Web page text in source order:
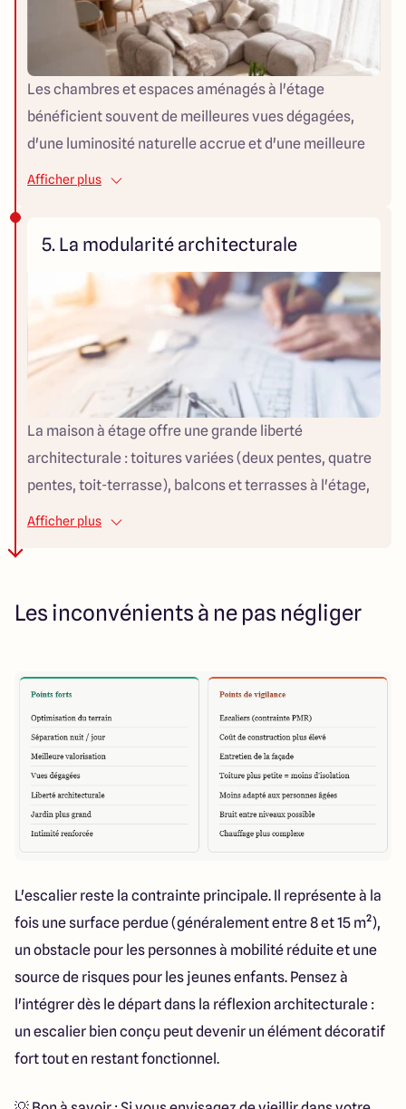
Les chambres et espaces aménagés à l'étage
bénéficient souvent de meilleures vues dégagées,
d'une luminosité naturelle accrue et d'une meilleure
circulation de l'air. En zone pavillonnaire dense, cette
Afficher plus
5. La modularité architecturale
La maison à étage offre une grande liberté
architecturale : toitures variées (deux pentes, quatre
pentes, toit-terrasse), balcons et terrasses à l'étage,
volumes de façade différenciés... Les architectes et
Afficher plus
Les inconvénients à ne pas négliger
L'escalier reste la contrainte principale. Il représente à la
fois une surface perdue (généralement entre 8 et 15 m²),
un obstacle pour les personnes à mobilité réduite et une
source de risques pour les jeunes enfants. Pensez à
l'intégrer dès le départ dans la réflexion architecturale :
un escalier bien conçu peut devenir un élément décoratif
fort tout en restant fonctionnel.